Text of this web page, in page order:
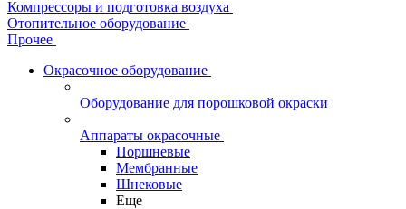
Компрессоры и подготовка воздуха
Отопительное оборудование
Прочее
Окрасочное оборудование
Оборудование для порошковой окраски
Аппараты окрасочные
Поршневые
Мембранные
Шнековые
Еще